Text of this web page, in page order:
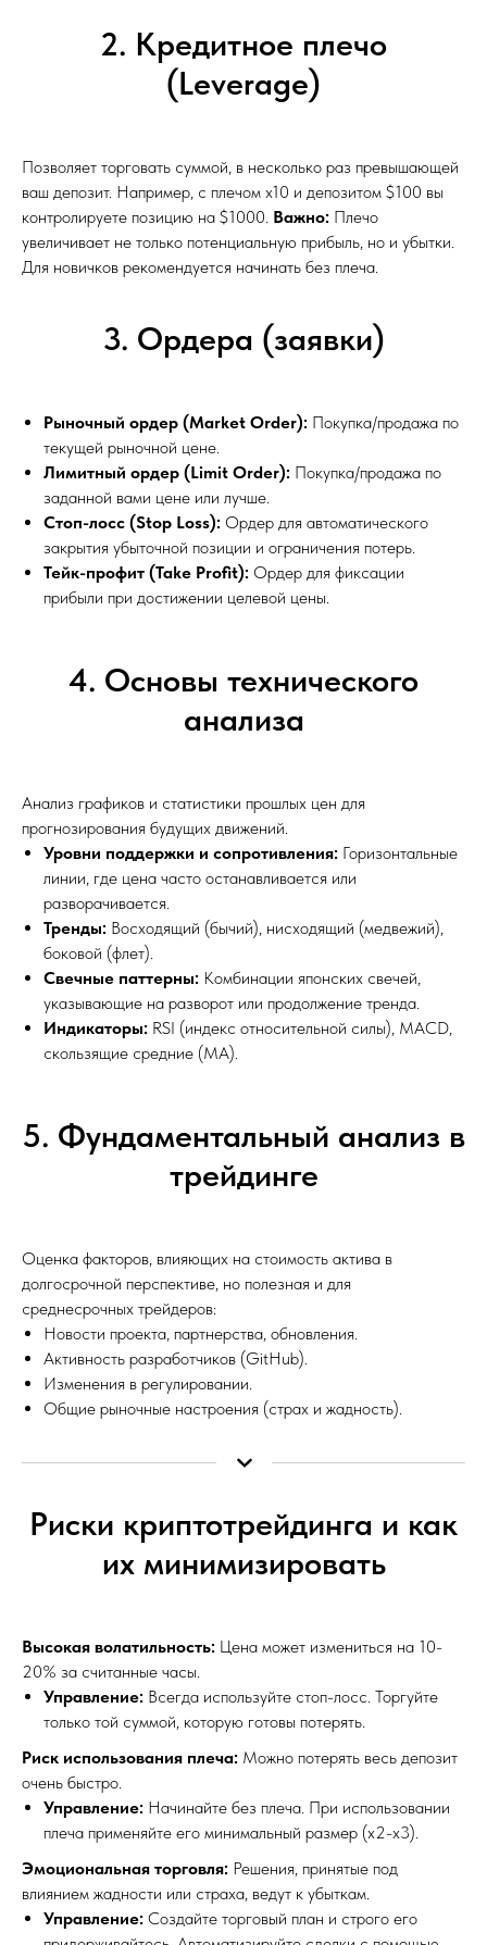
2. Кредитное плечо
(Leverage)
Позволяет торговать суммой, в несколько раз превышающей
ваш депозит. Например, с плечом х10 и депозитом $100 вы
контролируете позицию на $1000. Важно: Плечо
увеличивает не только потенциальную прибыль, но и убытки.
Для новичков рекомендуется начинать без плеча.
3. Ордера (заявки)
Рыночный ордер (Market Order): Покупка/продажа по
текущей рыночной цене.
Лимитный ордер (Limit Order): Покупка/продажа по
заданной вами цене или лучше.
Стоп-лосс (Stop Loss): Ордер для автоматического
закрытия убыточной позиции и ограничения потерь.
Тейк-профит (Take Profit): Ордер для фиксации
прибыли при достижении целевой цены.
4. Основы технического
анализа
Анализ графиков и статистики прошлых цен для
прогнозирования будущих движений.
Уровни поддержки и сопротивления: Горизонтальные
линии, где цена часто останавливается или
разворачивается.
Тренды: Восходящий (бычий), нисходящий (медвежий),
боковой (флет).
Свечные паттерны: Комбинации японских свечей,
указывающие на разворот или продолжение тренда.
Индикаторы: RSI (индекс относительной силы), MACD,
скользящие средние (MA).
5. Фундаментальный анализ в
трейдинге
Оценка факторов, влияющих на стоимость актива в
долгосрочной перспективе, но полезная и для
среднесрочных трейдеров:
Новости проекта, партнерства, обновления.
Активность разработчиков (GitHub).
Изменения в регулировании.
Общие рыночные настроения (страх и жадность).
Риски криптотрейдинга и как
их минимизировать
Высокая волатильность: Цена может измениться на 10-
20% за считанные часы.
Управление: Всегда используйте стоп-лосс. Торгуйте
только той суммой, которую готовы потерять.
Риск использования плеча: Можно потерять весь депозит
очень быстро.
Управление: Начинайте без плеча. При использовании
плеча применяйте его минимальный размер (х2-х3).
Эмоциональная торговля: Решения, принятые под
влиянием жадности или страха, ведут к убыткам.
Управление: Создайте торговый план и строго его